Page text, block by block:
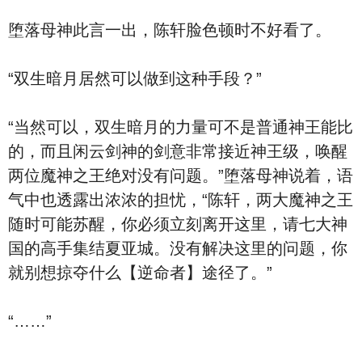
堕落母神此言一出，陈轩脸色顿时不好看了。
“双生暗月居然可以做到这种手段？”
“当然可以，双生暗月的力量可不是普通神王能比
的，而且闲云剑神的剑意非常接近神王级，唤醒
两位魔神之王绝对没有问题。”堕落母神说着，语
气中也透露出浓浓的担忧，“陈轩，两大魔神之王
随时可能苏醒，你必须立刻离开这里，请七大神
国的高手集结夏亚城。没有解决这里的问题，你
就别想掠夺什么【逆命者】途径了。”
“……”